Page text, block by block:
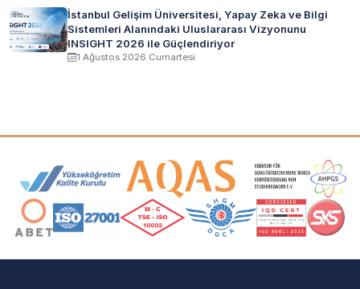
İstanbul Gelişim Üniversitesi, Yapay Zeka ve Bilgi
Sistemleri Alanındaki Uluslararası Vizyonunu
INSIGHT 2026 ile Güçlendiriyor
1 Ağustos 2026 Cumartesi
Akreditasyon ve Üyelik Logoları